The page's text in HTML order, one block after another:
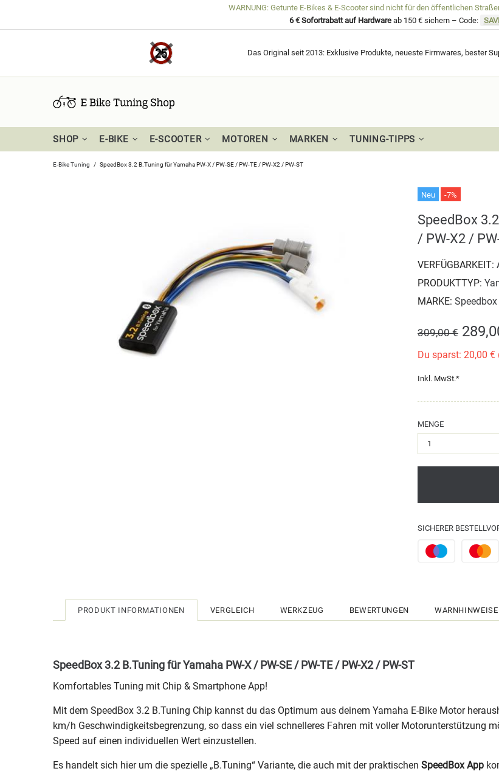
WARNUNG: Getunte E-Bikes & E-Scooter sind nicht für den öffentlichen
6 € Sofortrabatt auf Hardwareab 150 € sichern – Code:
Das Original seit 2013: Exklusive Produkte, neueste Firmwares, bester
SHOP E-BIKE E-SCOOTER MOTOREN MARKEN TUNING-TIPPS
E-Bike Tuning SpeedBox 3.2 B.Tuning für Yamaha PW-X / PW-SE / PW-TE / PW-X2 / PW-ST
Neu -7%
SpeedBox
/ PW-X2 /
VERFÜGBARKEIT:
PRODUKTTYP:
MARKE: Speedbox
309,00 €
Du sparst: 20,00 €
Inkl. MwSt.*
MENGE
SICHERER
PRODUKT INFORMATIONEN VERGLEICH WERKZEUG BEWERTUNGEN WARNHINWEISE
SpeedBox 3.2 B.Tuning für Yamaha PW-X / PW-SE / PW-TE / PW-X2 / PW-ST
Komfortables Tuning mit Chip & Smartphone App!
Mit dem SpeedBox 3.2 B.Tuning Chip kannst du das Optimum aus deinem Yamaha E-Bike Motor
km/h Geschwindigkeitsbegrenzung, so dass ein viel schnelleres Fahren mit voller Motorunterstützung
Speed auf einen individuellen Wert einzustellen.
Es handelt sich hier um die spezielle „B.Tuning“ Variante, die auch mit der praktischen SpeedBox App